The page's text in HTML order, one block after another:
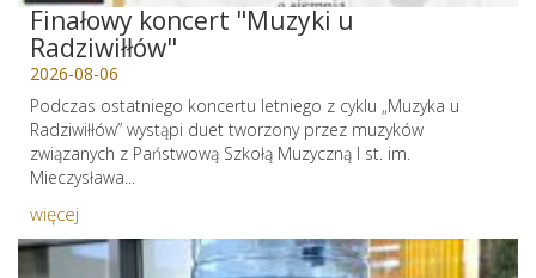
Finałowy koncert "Muzyki u
Radziwiłłów"
2026-08-06
Podczas ostatniego koncertu letniego z cyklu „Muzyka u
Radziwiłłów” wystąpi duet tworzony przez muzyków
związanych z Państwową Szkołą Muzyczną I st. im.
Mieczysława...
więcej